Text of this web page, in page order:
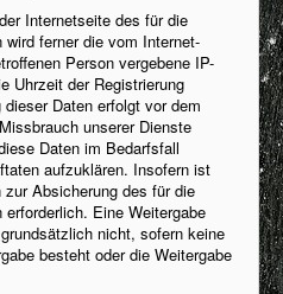
Internetseite des für die
wird ferner die vom Internet-
Person vergebene IP-
Uhrzeit der Registrierung
Daten erfolgt vor dem
unserer Dienste
Daten im Bedarfsfall
aufzuklären. Insofern ist
Absicherung des für die
erforderlich. Eine Weitergabe
nicht, sofern keine
besteht oder die Weitergabe